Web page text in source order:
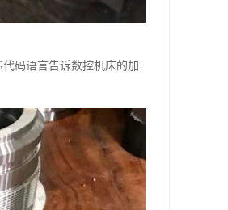
码语言告诉数控机床的加